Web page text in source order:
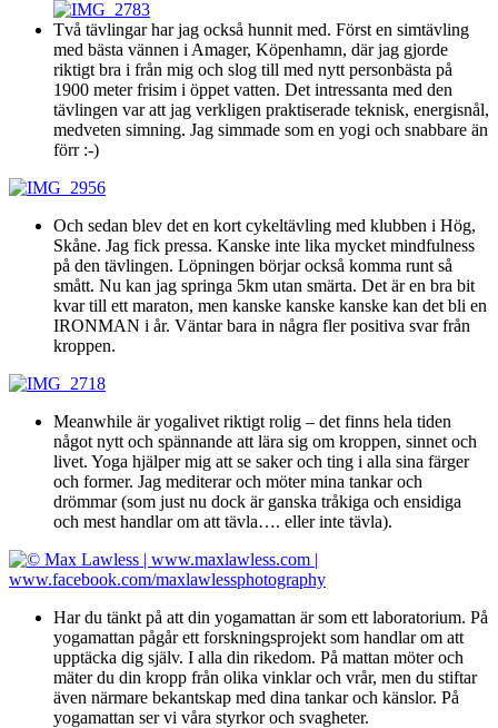
Två tävlingar har jag också hunnit med. Först en simtävling
med bästa vännen i Amager, Köpenhamn, där jag gjorde
riktigt bra i från mig och slog till med nytt personbästa på
1900 meter frisim i öppet vatten. Det intressanta med den
tävlingen var att jag verkligen praktiserade teknisk, energisnål,
medveten simning. Jag simmade som en yogi och snabbare än
förr :-)
Och sedan blev det en kort cykeltävling med klubben i Hög,
Skåne. Jag fick pressa. Kanske inte lika mycket mindfulness
på den tävlingen. Löpningen börjar också komma runt så
smått. Nu kan jag springa 5km utan smärta. Det är en bra bit
kvar till ett maraton, men kanske kanske kanske kan det bli en
IRONMAN i år. Väntar bara in några fler positiva svar från
kroppen.
Meanwhile är yogalivet riktigt rolig – det finns hela tiden
något nytt och spännande att lära sig om kroppen, sinnet och
livet. Yoga hjälper mig att se saker och ting i alla sina färger
och former. Jag mediterar och möter mina tankar och
drömmar (som just nu dock är ganska tråkiga och ensidiga
och mest handlar om att tävla…. eller inte tävla).
Har du tänkt på att din yogamattan är som ett laboratorium. På
yogamattan pågår ett forskningsprojekt som handlar om att
upptäcka dig själv. I alla din rikedom. På mattan möter och
mäter du din kropp från olika vinklar och vrår, men du stiftar
även närmare bekantskap med dina tankar och känslor. På
yogamattan ser vi våra styrkor och svagheter.